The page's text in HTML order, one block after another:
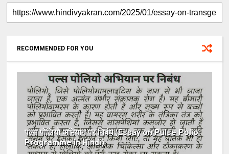
RECOMMENDED FOR YOU
पल्स पोलियो अभियान पर निबंध (Essay on Pulse Polio
Programme in Hindi)